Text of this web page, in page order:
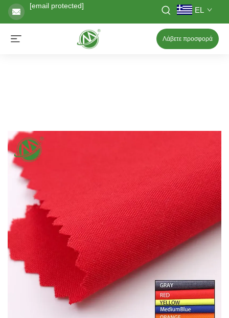
[email protected] EL
Λάβετε προσφορά